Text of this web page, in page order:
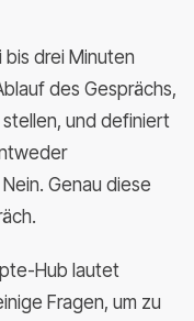
bis drei Minuten
des Gesprächs,
stellen, und definiert
Genau diese
Hub lautet
Fragen, um zu